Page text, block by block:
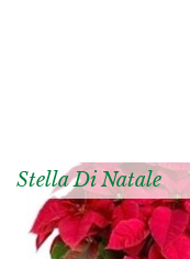
Stella Di Natale